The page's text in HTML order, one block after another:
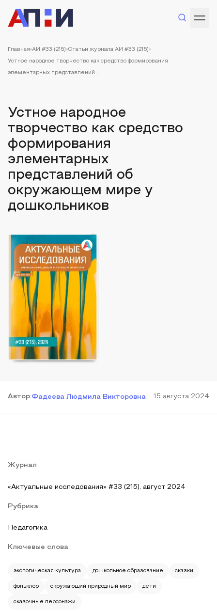
Главная АИ #33 (215) Статьи журнала АИ #33 (215)
Устное народное творчество как средство формирования
элементарных представлений ...
Устное народное
творчество как средство
формирования
элементарных
представлений об
окружающем мире у
дошкольников
Автор:Фадеева Людмила Викторовна 15 августа 2024
Журнал
«Актуальные исследования» #33 (215), август 2024
Рубрика
Педагогика
Ключевые слова
экологическая культура дошкольное образование сказки
фольклор окружающий природный мир дети
сказочные персонажи